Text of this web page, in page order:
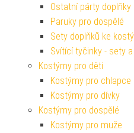
Ostatní párty doplňky
Paruky pro dospělé
Sety doplňků ke
Svítící tyčinky - sety
Kostýmy pro děti
Kostýmy pro chlapce
Kostýmy pro dívky
Kostýmy pro dospělé
Kostýmy pro muže